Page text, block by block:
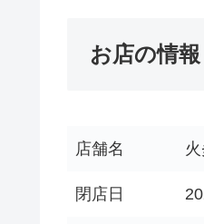
お店の情報
店舗名
閉店日